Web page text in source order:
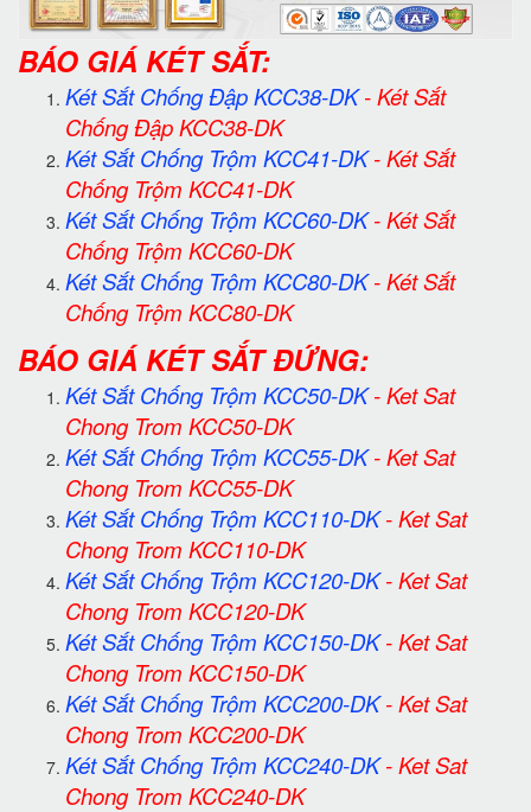
BÁO GIÁ KÉT SẮT:
Két Sắt Chống Đập KCC38-DK-Két Sắt
Chống Đập KCC38-DK
Két Sắt Chống Trộm KCC41-DK-Két Sắt
Chống Trộm KCC41-DK
Két Sắt Chống Trộm KCC60-DK-Két Sắt
Chống Trộm KCC60-DK
Két Sắt Chống Trộm KCC80-DK-Két Sắt
Chống Trộm KCC80-DK
BÁO GIÁ KÉT SẮT ĐỨNG:
Két Sắt Chống Trộm KCC50-DK-Ket Sat
Chong Trom KCC50-DK
Két Sắt Chống Trộm KCC55-DK-Ket Sat
Chong Trom KCC55-DK
Két Sắt Chống Trộm KCC110-DK-Ket Sat
Chong Trom KCC110-DK
Két Sắt Chống Trộm KCC120-DK-Ket Sat
Chong Trom KCC120-DK
Két Sắt Chống Trộm KCC150-DK-Ket Sat
Chong Trom KCC150-DK
Két Sắt Chống Trộm KCC200-DK-Ket Sat
Chong Trom KCC200-DK
Két Sắt Chống Trộm KCC240-DK-Ket Sat
Chong Trom KCC240-DK